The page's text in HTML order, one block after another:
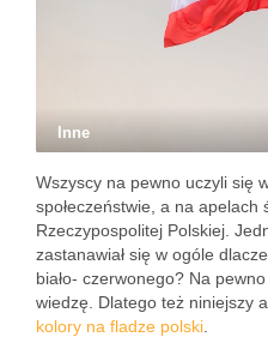
Inne
Wszyscy na pewno uczyli się
społeczeństwie, a na
Rzeczypospolitej Polskiej.
zastanawiał się w ogóle
biało- czerwonego? Na
wiedzę. Dlatego też niniejszy
kolory na fladze polski